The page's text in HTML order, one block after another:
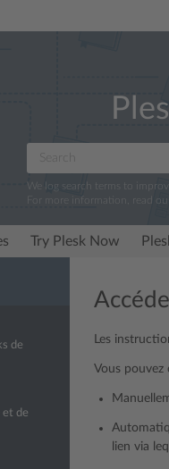
We log search terms to
For more information, read our
Try Plesk Now
de
et de
Les
Vous
lien via